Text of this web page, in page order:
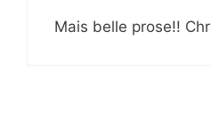
Mais belle prose!!